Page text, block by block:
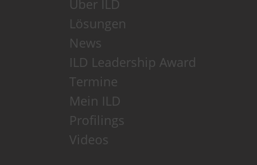
Über ILD
Lösungen
News
ILD Leadership Award
Termine
Mein ILD
Profilings
Videos
Wird verwendet um